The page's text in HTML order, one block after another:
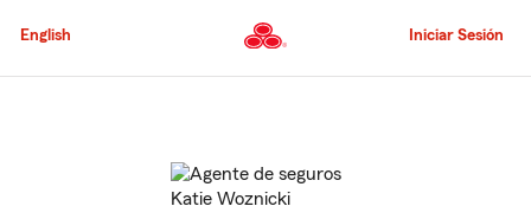
al
principal
English Iniciar Sesión